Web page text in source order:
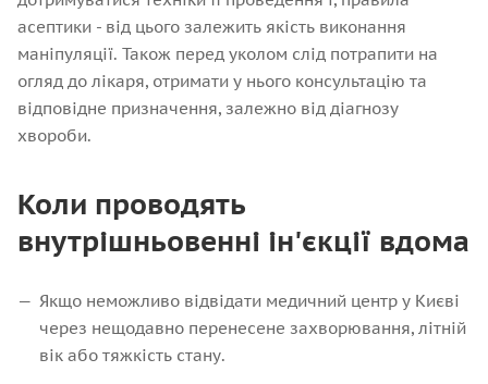
асептики - від цього залежить якість виконання
маніпуляції. Також перед уколом слід потрапити на
огляд до лікаря, отримати у нього консультацію та
відповідне призначення, залежно від діагнозу
хвороби.
Коли проводять
внутрішньовенні ін'єкції вдома
Якщо неможливо відвідати медичний центр у Києві
через нещодавно перенесене захворювання, літній
вік або тяжкість стану.